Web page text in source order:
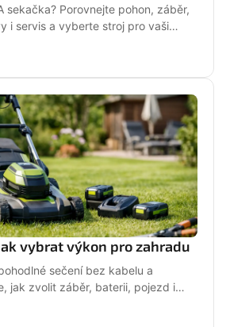
sekačka? Porovnejte pohon, záběr,
i servis a vyberte stroj pro vaši
vybrat výkon pro zahradu
sečení bez kabelu a
jak zvolit záběr, baterii, pojezd i